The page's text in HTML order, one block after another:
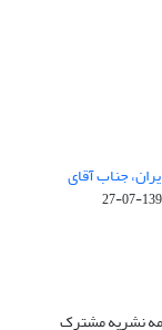
جناب آقای
1396-
نشریه مشترک